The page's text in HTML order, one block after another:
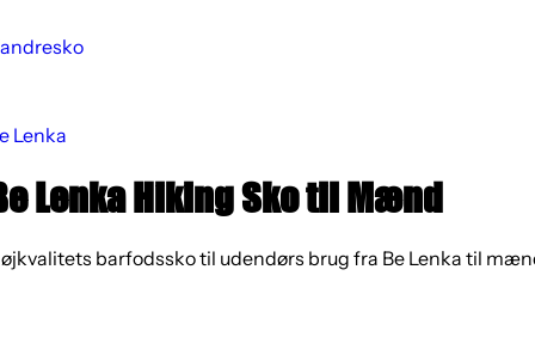
Lenka
Lenka Hiking Sko til Mænd
barfodssko til udendørs brug fra Be Lenka til